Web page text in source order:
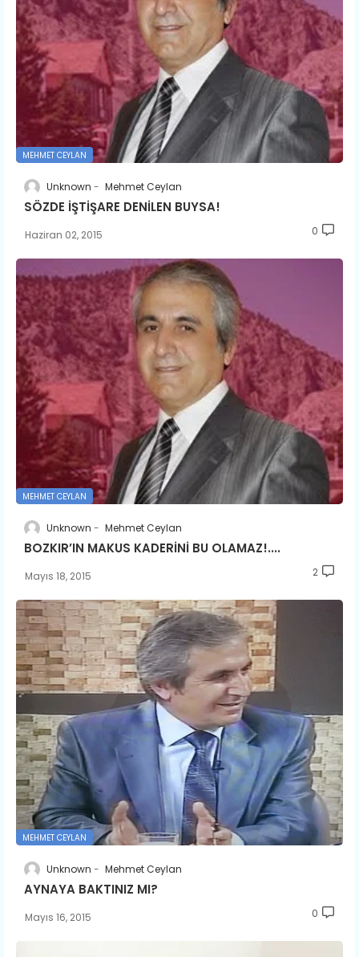
MEHMET CEYLAN
Unknown Mehmet Ceylan
SÖZDE İŞTİŞARE DENİLEN BUYSA!
Haziran 02, 2015 0
MEHMET CEYLAN
Unknown Mehmet Ceylan
BOZKIR’IN MAKUS KADERİNİ BU OLAMAZ!....
Mayıs 18, 2015 2
MEHMET CEYLAN
Unknown Mehmet Ceylan
AYNAYA BAKTINIZ MI?
Mayıs 16, 2015 0